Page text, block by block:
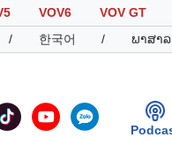
VOV6
VOV GT
/ 한국어 / ພາສາ